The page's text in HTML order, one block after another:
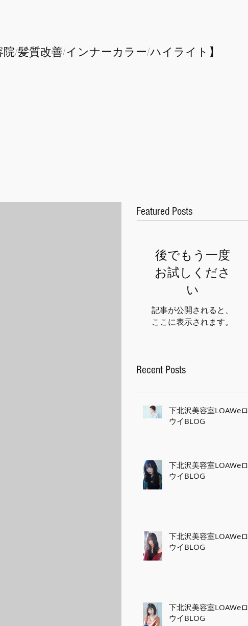
院/髪質改善/インナーカラー/​ハイライト】
Featured Posts
後でもう一度
お試しくださ
い
記事が公開されると、
ここに表示されます。
Recent Posts
下北沢美容室LOAWeロ
ウイBLOG
下北沢美容室LOAWeロ
ウイBLOG
下北沢美容室LOAWeロ
ウイBLOG
下北沢美容室LOAWeロ
ウイBLOG